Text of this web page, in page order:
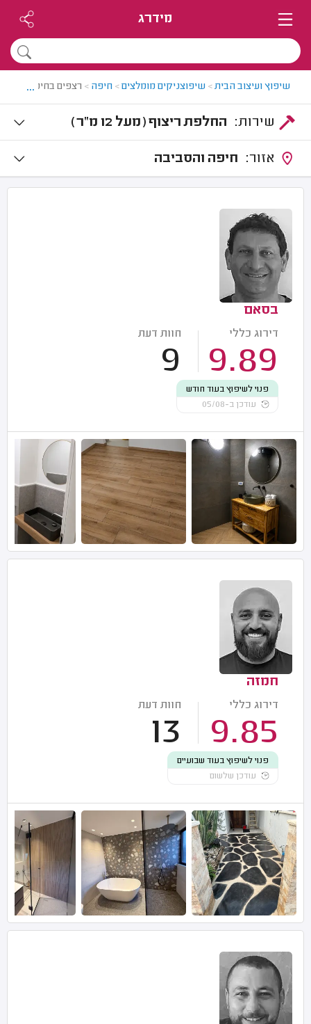
מידרג
שיפוץ ועיצוב הבית> שיפוצניקים מומלצים> חיפה > רצפים בחיפה
...
החלפת ריצוף (מעל 12 מ"ר)
חיפה והסביבה
בסאם
דירוג כללי
9.89
חוות דעת
9
פנוי לשיפוץ בעוד חודש
עודכן ב-05/08
חמזה
דירוג כללי
9.85
חוות דעת
13
פנוי לשיפוץ בעוד שבועיים
עודכן שלשום